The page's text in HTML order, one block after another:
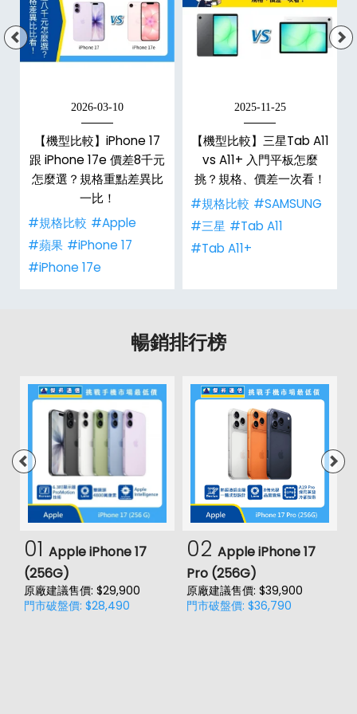
2026-03-10
【機型比較】iPhone 17
跟 iPhone 17e 價差8千元
怎麼選？規格重點差異比
一比！
#規格比較 #Apple
#蘋果 #iPhone 17
#iPhone 17e
2025-11-25
【機型比較】三星Tab A11
vs A11+ 入門平板怎麼
挑？規格、價差一次看！
#規格比較 #SAMSUNG
#三星 #Tab A11
#Tab A11+
暢銷排行榜
01 Apple iPhone 17
(256G)
原廠建議售價: $29,900
門市破盤價: $28,490
02 Apple iPhone 17
Pro (256G)
原廠建議售價: $39,900
門市破盤價: $36,790